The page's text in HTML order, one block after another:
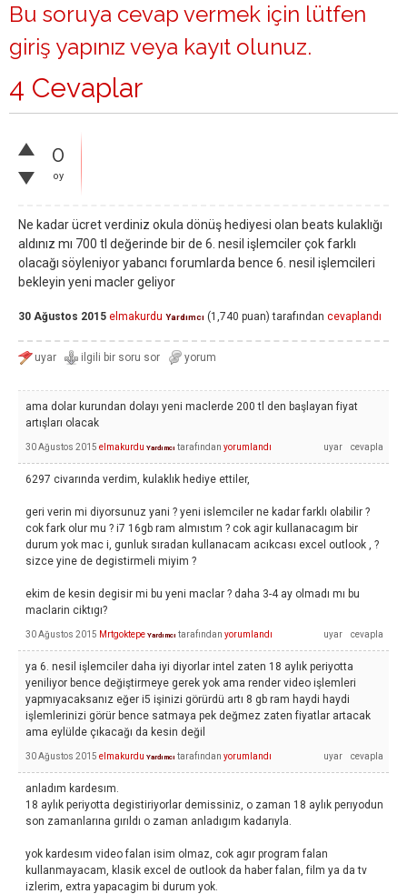
Bu soruya cevap vermek için lütfen
giriş yapınız veya kayıt olunuz.
4 Cevaplar
0
oy
Ne kadar ücret verdiniz okula dönüş hediyesi olan beats kulaklığı
aldınız mı 700 tl değerinde bir de 6. nesil işlemciler çok farklı
olacağı söyleniyor yabancı forumlarda bence 6. nesil işlemcileri
bekleyin yeni macler geliyor
30 Ağustos 2015 elmakurdu Yardımcı (1,740 puan) tarafından cevaplandı
ama dolar kurundan dolayı yeni maclerde 200 tl den başlayan fiyat
artışları olacak
30 Ağustos 2015 elmakurdu Yardımcı tarafından yorumlandı
6297 civarında verdim, kulaklık hediye ettiler,
geri verin mi diyorsunuz yani ? yeni islemciler ne kadar farklı olabilir ?
cok fark olur mu ? i7 16gb ram almıstım ? cok agir kullanacagım bir
durum yok mac i, gunluk sıradan kullanacam acıkcası excel outlook , ?
sizce yine de degistirmeli miyim ?
ekim de kesin degisir mi bu yeni maclar ? daha 3-4 ay olmadı mı bu
maclarin ciktıgı?
30 Ağustos 2015 Mrtgoktepe Yardımcı tarafından yorumlandı
ya 6. nesil işlemciler daha iyi diyorlar intel zaten 18 aylık periyotta
yeniliyor bence değiştirmeye gerek yok ama render video işlemleri
yapmıyacaksanız eğer i5 işinizi görürdü artı 8 gb ram haydi haydi
işlemlerinizi görür bence satmaya pek değmez zaten fiyatlar artacak
ama eylülde çıkacağı da kesin değil
30 Ağustos 2015 elmakurdu Yardımcı tarafından yorumlandı
anladım kardesım.
18 aylık periyotta degistiriyorlar demissiniz, o zaman 18 aylık perıyodun
son zamanlarına gırıldı o zaman anladıgım kadarıyla.
yok kardesım video falan isim olmaz, cok agır program falan
kullanmayacam, klasik excel de outlook da haber falan, film ya da tv
izlerim, extra yapacagim bi durum yok.